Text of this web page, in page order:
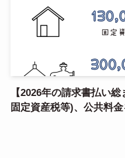
【2026年の請求書払い
固定資産税等)、公共料